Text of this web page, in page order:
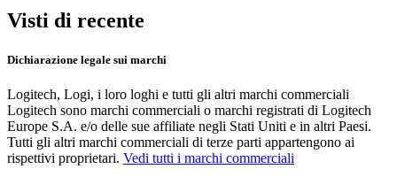
Visti di recente
Dichiarazione legale sui marchi
Logitech, Logi, i loro loghi e tutti gli altri marchi commerciali
Logitech sono marchi commerciali o marchi registrati di Logitech
Europe S.A. e/o delle sue affiliate negli Stati Uniti e in altri Paesi.
Tutti gli altri marchi commerciali di terze parti appartengono ai
rispettivi proprietari. Vedi tutti i marchi commerciali